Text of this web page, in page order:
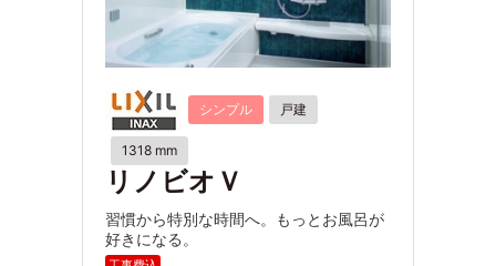
シンプル 戸建
1318 mm
リノビオＶ
習慣から特別な時間へ。もっとお風呂が
好きになる。